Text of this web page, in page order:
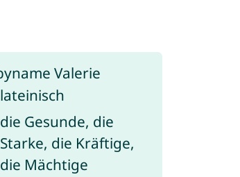
lateinisch
die Gesunde, die
Starke, die Kräftige,
die Mächtige